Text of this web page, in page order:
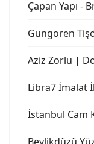
Çapan Yapı -
Güngören
Aziz Zorlu |
Libra7 İmalat
İstanbul Cam